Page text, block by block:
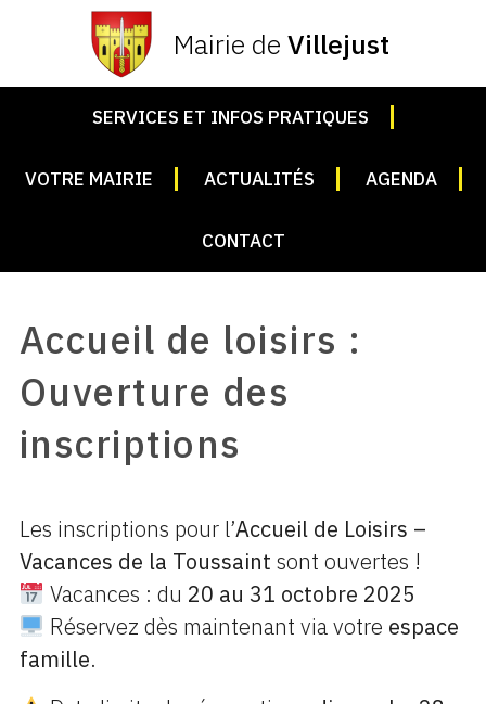
Mairie de Villejust
SERVICES ET INFOS PRATIQUES
VOTRE MAIRIE ACTUALITÉS AGENDA
CONTACT
Accueil de loisirs :
Ouverture des
inscriptions
Les inscriptions pour l’Accueil de Loisirs –
Vacances de la Toussaint sont ouvertes !
Vacances : du 20 au 31 octobre 2025
Réservez dès maintenant via votre espace
famille.